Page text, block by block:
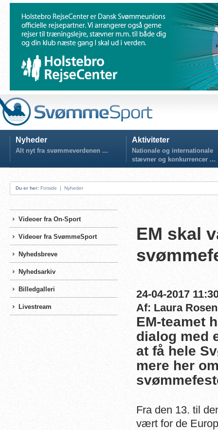
Nyheder
Alt nyt fra svømmeverdenen ...
Aktiviteter
Nationale og internationale
stævner og konkurrencer ...
Du er her: Forside | Nyheder
Videoer fra On-Sport
Videoer fra SvømmeSport
Nyhedsbreve
Nyhedsarkiv
Billedgalleri
Livestream
EM skal
24-04-2017
Af: Laura
EM-teamet
dialog med
at få hele
mere her
Fra den 13. til
vært for de